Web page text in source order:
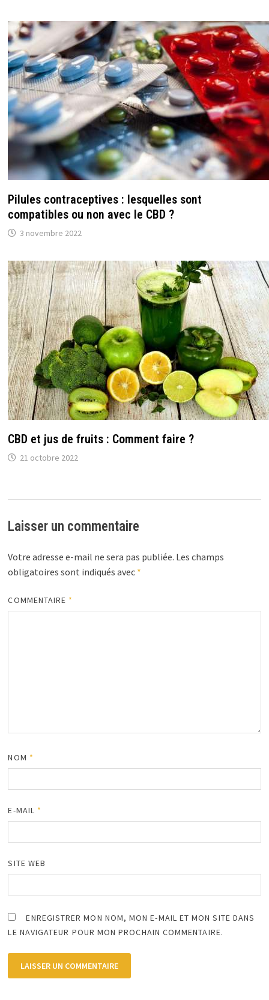
Pilules contraceptives : lesquelles sont
compatibles ou non avec le CBD ?
3 novembre 2022
CBD et jus de fruits : Comment faire ?
21 octobre 2022
Laisser un commentaire
Votre adresse e-mail ne sera pas publiée. Les champs
obligatoires sont indiqués avec *
COMMENTAIRE *
NOM *
E-MAIL *
SITE WEB
ENREGISTRER MON NOM, MON E-MAIL ET MON SITE DANS
LE NAVIGATEUR POUR MON PROCHAIN COMMENTAIRE.